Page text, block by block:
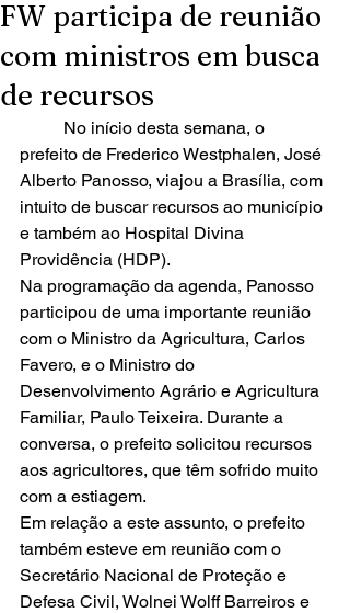
FW participa de reunião
com ministros em busca
de recursos
prefeito de Frederico Westphalen, José
Alberto Panosso, viajou a Brasília, com
intuito de buscar recursos ao município
e também ao Hospital Divina
Providência (HDP).
Na programação da agenda, Panosso
participou de uma importante reunião
com o Ministro da Agricultura, Carlos
Favero, e o Ministro do
Desenvolvimento Agrário e Agricultura
Familiar, Paulo Teixeira. Durante a
conversa, o prefeito solicitou recursos
aos agricultores, que têm sofrido muito
com a estiagem.
Em relação a este assunto, o prefeito
também esteve em reunião com o
Secretário Nacional de Proteção e
Defesa Civil, Wolnei Wolff Barreiros e